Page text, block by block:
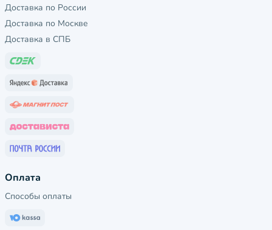
Доставка по России
Доставка по Москве
Доставка в СПБ
Оплата
Способы оплаты